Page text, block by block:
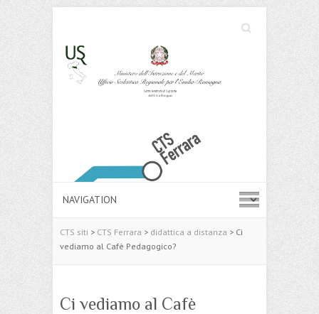
Search
Cerca
CTS siti > CTS Ferrara > didattica a distanza > Ci
vediamo al Cafè Pedagogico?
Ci vediamo al Cafè